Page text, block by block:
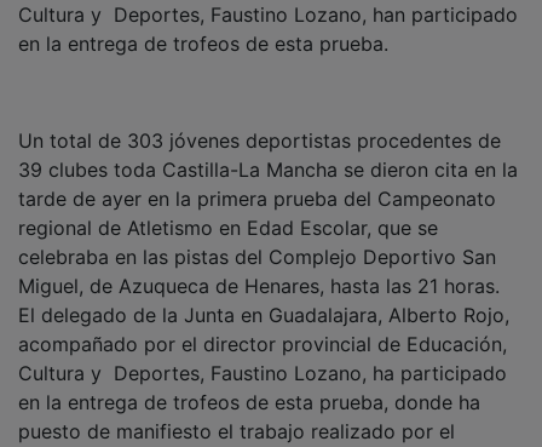
Cultura y Deportes, Faustino Lozano, han participado
en la entrega de trofeos de esta prueba.
Un total de 303 jóvenes deportistas procedentes de
39 clubes toda Castilla-La Mancha se dieron cita en la
tarde de ayer en la primera prueba del Campeonato
regional de Atletismo en Edad Escolar, que se
celebraba en las pistas del Complejo Deportivo San
Miguel, de Azuqueca de Henares, hasta las 21 horas.
El delegado de la Junta en Guadalajara, Alberto Rojo,
acompañado por el director provincial de Educación,
Cultura y Deportes, Faustino Lozano, ha participado
en la entrega de trofeos de esta prueba, donde ha
puesto de manifiesto el trabajo realizado por el